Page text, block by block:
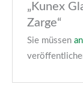
„Kunex
Zarge“
Sie müssen